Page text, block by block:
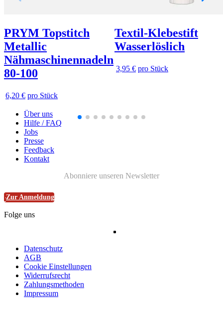
PRYM Topstitch
Metallic
Nähmaschinennadeln
80-100
6,20 € pro Stück
Textil-Klebestift
Wasserlöslich
3,95 € pro Stück
Über uns
Hilfe / FAQ
Jobs
Presse
Feedback
Kontakt
Abonniere unseren Newsletter
Zur Anmeldung
Folge uns
Datenschutz
AGB
Cookie Einstellungen
Widerrufsrecht
Zahlungsmethoden
Impressum